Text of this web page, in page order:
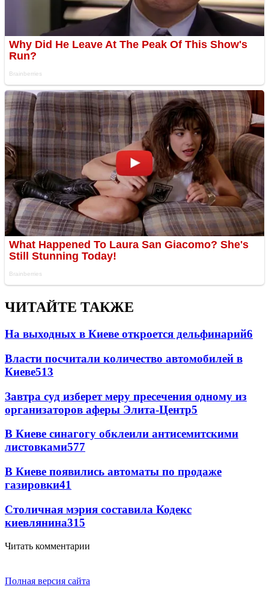
ЧИТАЙТЕ ТАКЖЕ
На выходных в Киеве откроется дельфинарий6
Власти посчитали количество автомобилей в
Киеве513
Завтра суд изберет меру пресечения одному из
организаторов аферы Элита-Центр5
В Киеве синагогу обклеили антисемитскими
листовками577
В Киеве появились автоматы по продаже
газировки41
Столичная мэрия составила Кодекс
киевлянина315
Читать комментарии
Полная версия сайта